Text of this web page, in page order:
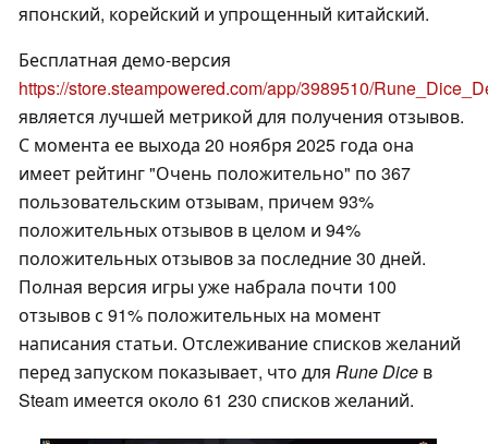
японский, корейский и упрощенный китайский.
Бесплатная демо-версия
https://store.steampowered.com/app/3989510/
является лучшей метрикой для получения отзывов.
С момента ее выхода 20 ноября 2025 года она
имеет рейтинг "Очень положительно" по 367
пользовательским отзывам, причем 93%
положительных отзывов в целом и 94%
положительных отзывов за последние 30 дней.
Полная версия игры уже набрала почти 100
отзывов с 91% положительных на момент
написания статьи. Отслеживание списков желаний
перед запуском показывает, что для Rune Dice в
Steam имеется около 61 230 списков желаний.